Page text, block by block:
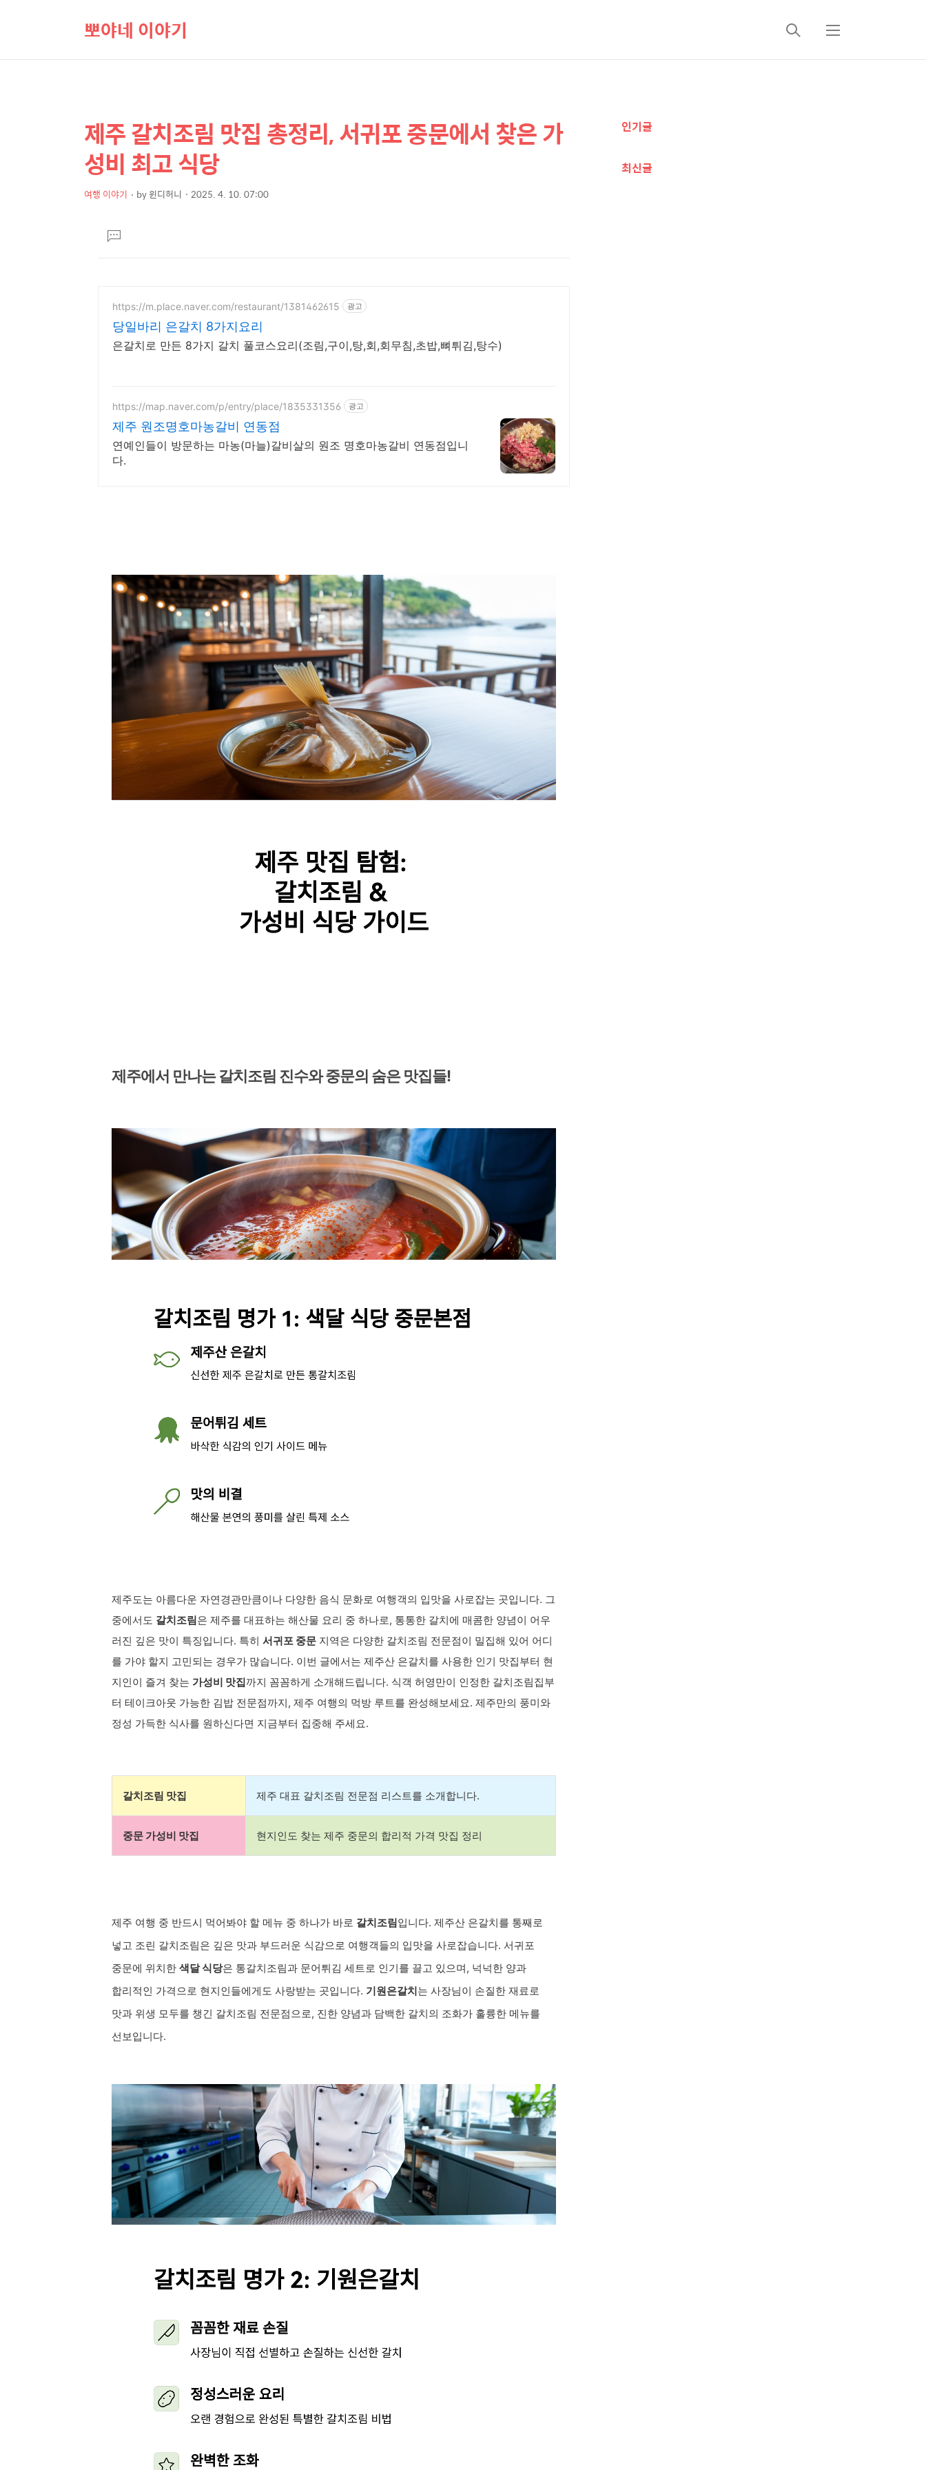
뽀야네 이야기
검
메
상
세
컨
텐
본
문
제
목
제주 갈치조림 맛집 총정리, 서귀포 중문에서 찾은 가
성비 최고 식당
여행 이야기 by윈디허니 2025. 4. 10. 07:00
댓
글
https://m.place.naver.com/restaurant/1381462615 광고
당일바리 은갈치 8가지요리
은갈치로 만든 8가지 갈치 풀코스요리(조림,구이,탕,회,회무침,초밥,뼈튀김,탕수)
https://map.naver.com/p/entry/place/1835331356 광고
제주 원조명호마농갈비 연동점
연예인들이 방문하는 마농(마늘)갈비살의 원조 명호마농갈비 연동점입니
다.
제주에서 만나는 갈치조림 진수와 중문의 숨은 맛집들!
제주도는 아름다운 자연경관만큼이나 다양한 음식 문화로 여행객의 입맛을 사로잡는 곳입니다. 그
중에서도 갈치조림은 제주를 대표하는 해산물 요리 중 하나로, 통통한 갈치에 매콤한 양념이 어우
러진 깊은 맛이 특징입니다. 특히 서귀포 중문 지역은 다양한 갈치조림 전문점이 밀집해 있어 어디
를 가야 할지 고민되는 경우가 많습니다. 이번 글에서는 제주산 은갈치를 사용한 인기 맛집부터 현
지인이 즐겨 찾는 가성비 맛집까지 꼼꼼하게 소개해드립니다. 식객 허영만이 인정한 갈치조림집부
터 테이크아웃 가능한 김밥 전문점까지, 제주 여행의 먹방 루트를 완성해보세요. 제주만의 풍미와
정성 가득한 식사를 원하신다면 지금부터 집중해 주세요.
갈치조림 맛집 제주 대표 갈치조림 전문점 리스트를 소개합니다.
중문 가성비 맛집 현지인도 찾는 제주 중문의 합리적 가격 맛집 정리
제주 여행 중 반드시 먹어봐야 할 메뉴 중 하나가 바로 갈치조림입니다. 제주산 은갈치를 통째로
넣고 조린 갈치조림은 깊은 맛과 부드러운 식감으로 여행객들의 입맛을 사로잡습니다. 서귀포
중문에 위치한 색달 식당은 통갈치조림과 문어튀김 세트로 인기를 끌고 있으며, 넉넉한 양과
합리적인 가격으로 현지인들에게도 사랑받는 곳입니다. 기원은갈치는 사장님이 손질한 재료로
맛과 위생 모두를 챙긴 갈치조림 전문점으로, 진한 양념과 담백한 갈치의 조화가 훌륭한 메뉴를
선보입니다.
추
정
인기글
최신글